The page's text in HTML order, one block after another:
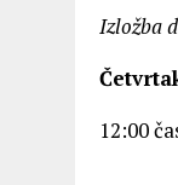
Izložba
12:00